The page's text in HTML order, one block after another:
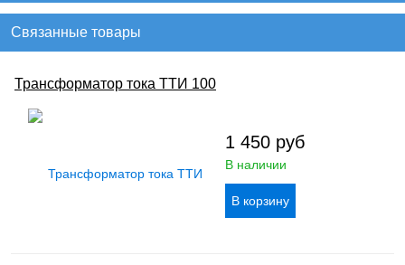
Связанные товары
Трансформатор тока ТТИ 100
1 450 руб
В наличии